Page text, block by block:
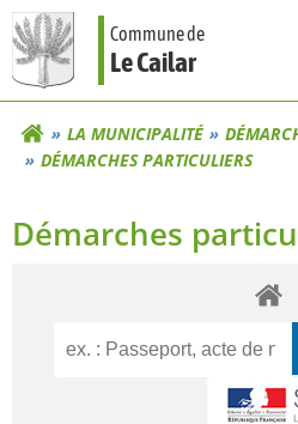
Aller
au
contenu
Commune de
Le Cailar
LA MUNICIPALITÉ
DÉMARCHES PARTICULIERS
Démarches